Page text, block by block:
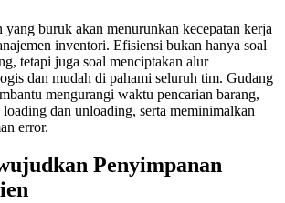
yang buruk akan menurunkan kecepatan kerja
inventori. Efisiensi bukan hanya soal
tetapi juga soal menciptakan alur
dan mudah di pahami seluruh tim. Gudang
mengurangi waktu pencarian barang,
loading dan unloading, serta meminimalkan
error.
Penyimpanan